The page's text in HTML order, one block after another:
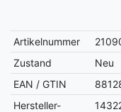
Artikelnummer
Zustand
Neu
EAN / GTIN
Hersteller-